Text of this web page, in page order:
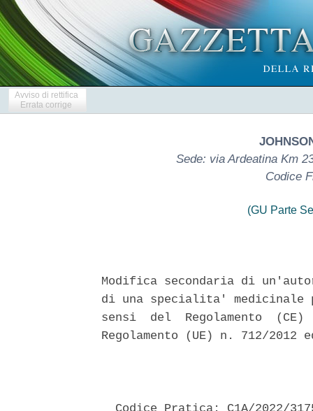
Avviso di rettifica
Errata corrige
Sede: via Ardeatina Km
Codice
(GU Parte
Modifica secondaria di
di una specialita' medicinale
sensi  del  Regolamento
Regolamento (UE) n. 712/